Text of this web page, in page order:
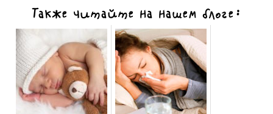
Также читайте на нашем блоге: